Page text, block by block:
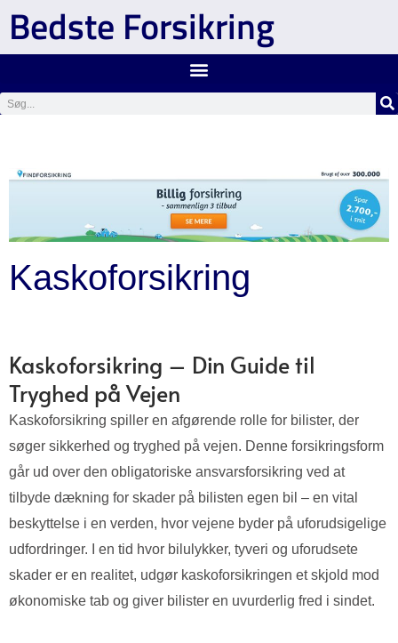
Bedste Forsikring
Kaskoforsikring
Kaskoforsikring – Din Guide til
Tryghed på Vejen
Kaskoforsikring spiller en afgørende rolle for bilister, der
søger sikkerhed og tryghed på vejen. Denne forsikringsform
går ud over den obligatoriske ansvarsforsikring ved at
tilbyde dækning for skader på bilisten egen bil – en vital
beskyttelse i en verden, hvor vejene byder på uforudsigelige
udfordringer. I en tid hvor bilulykker, tyveri og uforudsete
skader er en realitet, udgør kaskoforsikringen et skjold mod
økonomiske tab og giver bilister en uvurderlig fred i sindet.